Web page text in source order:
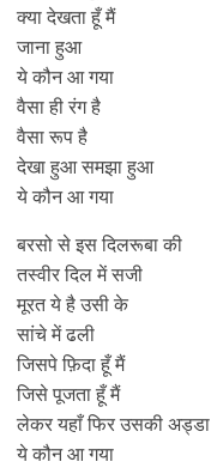
क्या देखता हूँ मैं
जाना हुआ
ये कौन आ गया
वैसा ही रंग है
वैसा रूप है
देखा हुआ समझा हुआ
ये कौन आ गया
बरसो से इस दिलरूबा की
तस्वीर दिल में सजी
मूरत ये है उसी के
सांचे में ढली
जिसपे फ़िदा हूँ मैं
जिसे पूजता हूँ मैं
लेकर यहाँ फिर उसकी अड्डा
ये कौन आ गया